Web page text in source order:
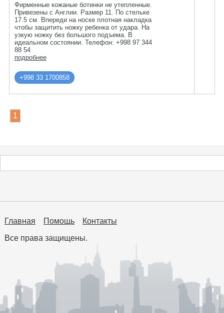
Фирменные кожаные ботинки не утепленные.
Привезены с Англии. Размер 11. По стельке
17.5 см. Впереди на носке плотная накладка
чтобы защитить ножку ребенка от удара. На
узкую ножку без большого подъема. В
идеальном состоянии. Телефон: +998 97 344
88 54
подробнее
+998 33 1700858
1
Главная Помощь
Контакты
Все права защищены.